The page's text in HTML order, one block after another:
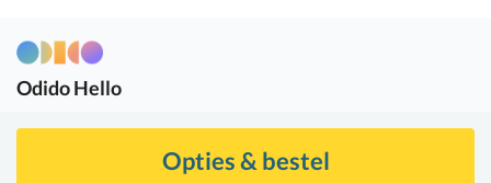
OdidoHello
Opties & bestel